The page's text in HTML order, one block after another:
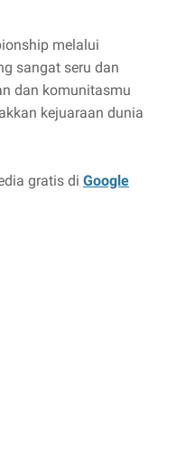
melalui
sangat seru dan
dan komunitasmu
kejuaraan dunia
gratis di Google